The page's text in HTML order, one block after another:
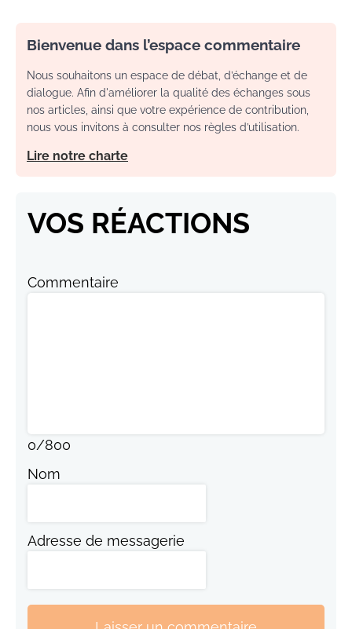
Bienvenue dans l’espace commentaire
Nous souhaitons un espace de débat, d’échange et de
dialogue. Afin d'améliorer la qualité des échanges sous
nos articles, ainsi que votre expérience de contribution,
nous vous invitons à consulter nos règles d’utilisation.
Lire notre charte
VOS RÉACTIONS
Commentaire
0/800
Nom
Adresse de messagerie